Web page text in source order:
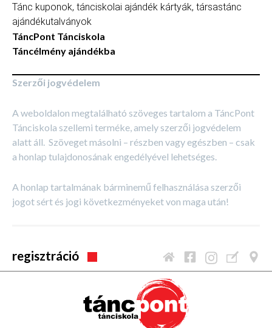
Tánc kuponok, tánciskolai ajándék kártyák, társastánc
ajándékutalványok
TáncPont Tánciskola
Táncélmény ajándékba
Szerzői jogvédelem
A weboldalon megtalálható szöveges tartalom a TáncPont
Tánciskola szellemi terméke, amely szerzői jogvédelem
alatt áll. Szöveget másolni – részben vagy egészben – csak
a honlap tulajdonosának engedélyével lehetséges.
A honlap tartalmának bárminemű felhasználása szerzői
jogot sért és jogi következményeket von maga után!
regisztráció